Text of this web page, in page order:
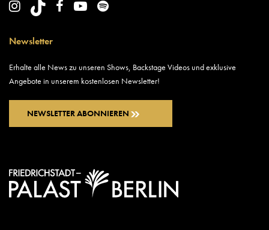
Newsletter
Erhalte alle News zu unseren Shows, Backstage Videos und exklusive
Angebote in unserem kostenlosen Newsletter!
NEWSLETTER ABONNIEREN